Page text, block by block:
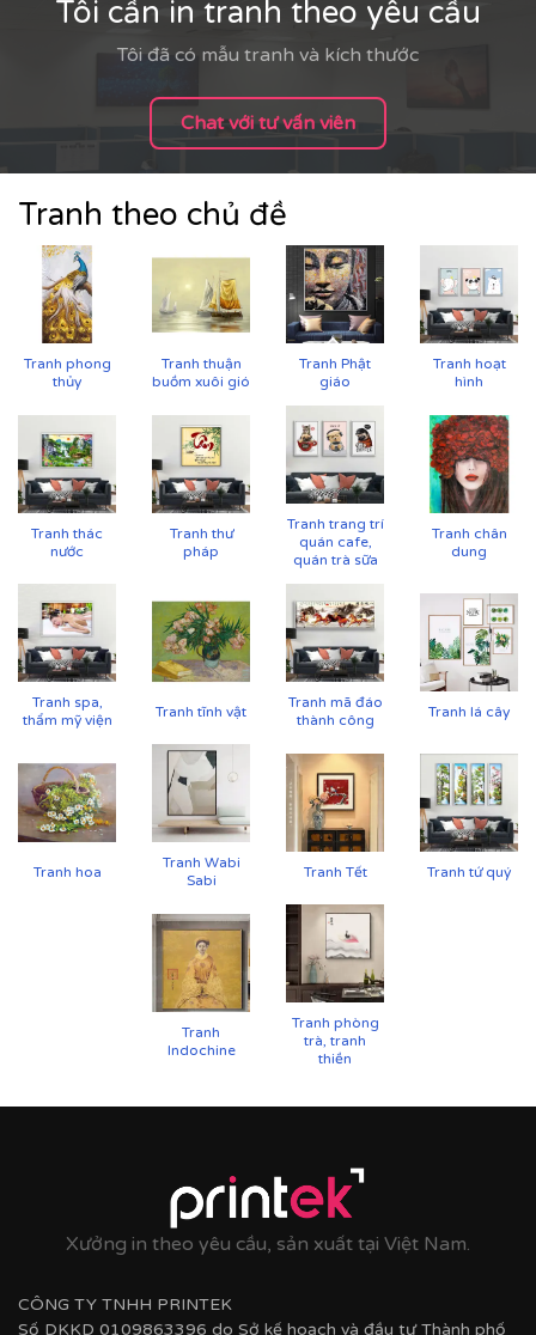
Cận cảnh tranh in trên chất liệu canvas công nghệ in
Tranh được căng lên khung thông đã qua xử lý
chống cong vênh, ẩm mốc.
Hoàn thiện bằng khung bo viền chất liệu nhựa
Tôi cần in tranh theo yêu cầu
Tôi đã có mẫu tranh và kích thước
Chat với tư vấn viên
Tranh theo chủ đề
Tranh phong
thủy
Tranh thuận
buồm xuôi gió
Tranh Phật
giáo
Tranh hoạt
hình
Tranh thác
nước
Tranh thư
pháp
Tranh trang trí
quán cafe,
quán trà sữa
Tranh chân
dung
Tranh spa,
thẩm mỹ viện
Tranh tĩnh vật
Tranh mã đáo
thành công
Tranh lá cây
Tranh hoa
Tranh Wabi
Sabi
Tranh Tết Tranh tứ quý
Tranh
Indochine
Tranh phòng
trà, tranh
thiền
Xưởng in theo yêu cầu, sản xuất tại Việt Nam.
CÔNG TY TNHH PRINTEK
Số DKKD 0109863396 do Sở kế hoạch và đầu tư Thành phố